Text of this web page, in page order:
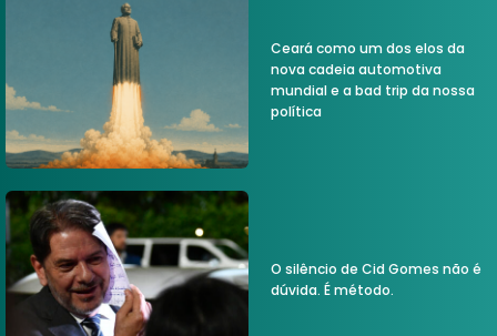
Ceará como um dos elos da
nova cadeia automotiva
mundial e a bad trip da nossa
política
O silêncio de Cid Gomes não é
dúvida. É método.